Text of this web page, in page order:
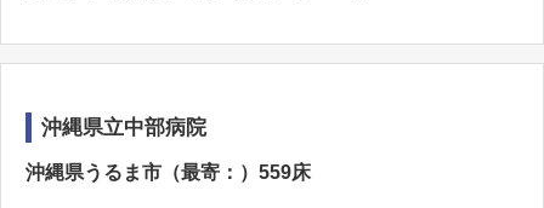
沖縄県立中部病院
沖縄県うるま市（最寄：）559床